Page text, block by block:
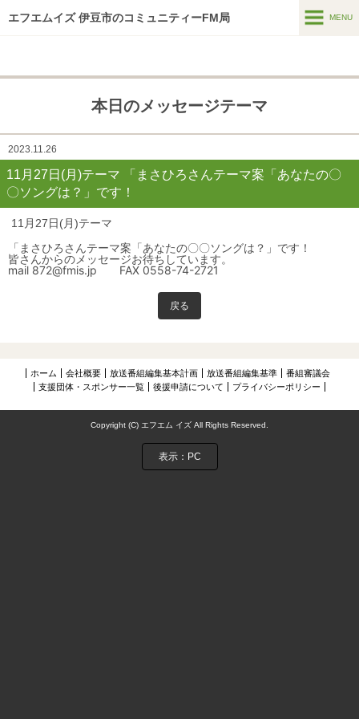
エフエムイズ 伊豆市のコミュニティーFM局 MENU
ホーム
メッセージフォーム
番組表
番組紹介
HTはなつーしん
HT42号巻頭特集スポット
スポンサー募集
NIJIに夢中アーカイブス
本日のメッセージテーマ
2023.11.26
11月27日(月)テーマ 「まさひろさんテーマ案「あなたの〇
〇ソングは？」です！
11月27日(月)テーマ
「まさひろさんテーマ案「あなたの〇〇ソングは？」です！
皆さんからのメッセージお待ちしています。
mail 872@fmis.jp FAX 0558-74-2721
戻る
ホーム 会社概要 放送番組編集基本計画 放送番組編集基準
番組審議会
支援団体・スポンサー一覧
後援申請について プライバシーポリシー
Copyright (C) エフエム イズ All Rights Reserved.
表示：PC